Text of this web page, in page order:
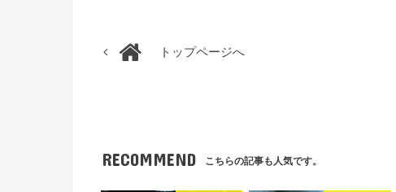
トップページへ
RECOMMEND こちらの記事も人気です。